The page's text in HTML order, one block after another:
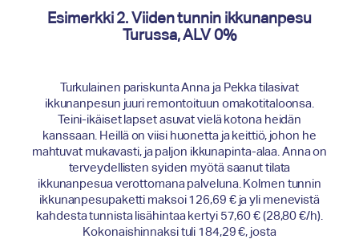
Esimerkki 2. Viiden tunnin ikkunanpesu
Turussa, ALV 0%
Turkulainen pariskunta Anna ja Pekka tilasivat
ikkunanpesun juuri remontoituun omakotitaloonsa.
Teini-ikäiset lapset asuvat vielä kotona heidän
kanssaan. Heillä on viisi huonetta ja keittiö, johon he
mahtuvat mukavasti, ja paljon ikkunapinta-alaa. Anna on
terveydellisten syiden myötä saanut tilata
ikkunanpesua verottomana palveluna. Kolmen tunnin
ikkunanpesupaketti maksoi 126,69 € ja yli menevistä
kahdesta tunnista lisähintaa kertyi 57,60 € (28,80 €/h).
Kokonaishinnaksi tuli 184,29 €, josta